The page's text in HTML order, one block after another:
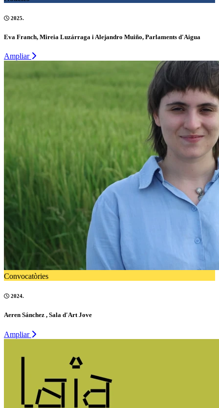
2025.
Eva Franch, Mireia Luzárraga i Alejandro Muiño, Parlaments d'Aigua
Ampliar
Convocatòries
2024.
Aeren Sánchez , Sala d'Art Jove
Ampliar